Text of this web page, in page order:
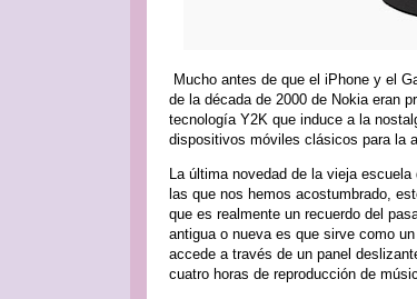
Mucho antes de que el iPhone y el
de la década de 2000 de Nokia eran
tecnología Y2K que induce a la
dispositivos móviles clásicos para la
La última novedad de la vieja
las que nos hemos acostumbrado,
que es realmente un recuerdo del
antigua o nueva es que sirve como
accede a través de un panel
cuatro horas de reproducción de